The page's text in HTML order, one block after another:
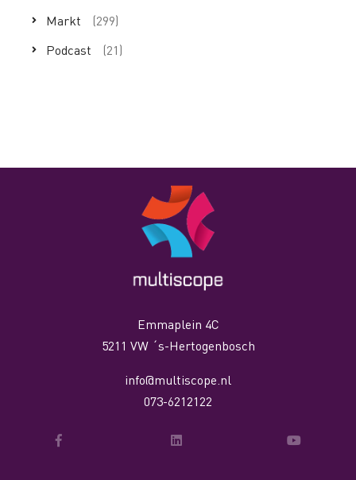
Markt
(299)
Podcast
(21)
Emmaplein 4C
5211 VW ´s-Hertogenbosch
info@multiscope.nl
073-6212122